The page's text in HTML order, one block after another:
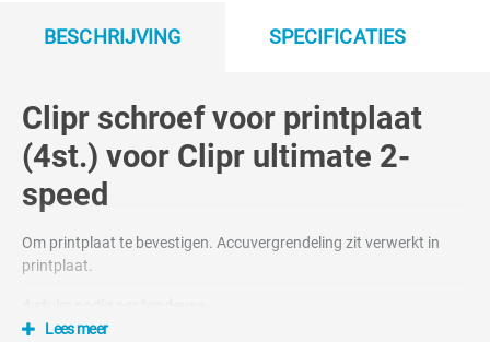
BESCHRIJVING SPECIFICATIES
Clipr schroef voor printplaat
(4st.) voor Clipr ultimate 2-
speed
Om printplaat te bevestigen. Accuvergrendeling zit verwerkt in
printplaat.
Lees meer